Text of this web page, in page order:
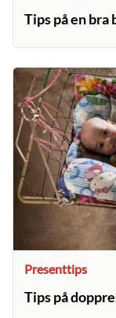
Tips på en
Presenttips
Tips på